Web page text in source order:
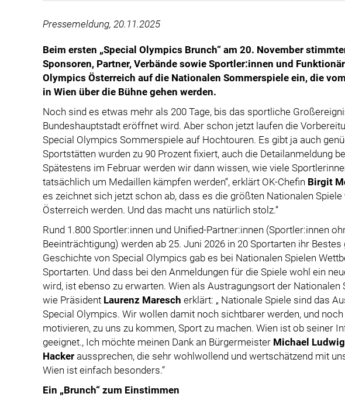
Pressemeldung, 20.11.2025
Beim ersten „Special Olympics Brunch“ am 20. November
Sponsoren, Partner, Verbände sowie Sportler:innen und
Olympics Österreich auf die Nationalen Sommerspiele ein, die
in Wien über die Bühne gehen werden.
Noch sind es etwas mehr als 200 Tage, bis das sportliche
Bundeshauptstadt eröffnet wird. Aber schon jetzt laufen die
Special Olympics Sommerspiele auf Hochtouren. Es gibt ja auch
Sportstätten wurden zu 90 Prozent fixiert, auch die Detailanmeldung
Spätestens im Februar werden wir dann wissen, wie viele
tatsächlich um Medaillen kämpfen werden“, erklärt OK-Chefin Birgit
es zeichnet sich jetzt schon ab, dass es die größten Nationalen
Österreich werden. Und das macht uns natürlich stolz.“
Rund 1.800 Sportler:innen und Unified-Partner:innen (Sportler:innen
Beeinträchtigung) werden ab 25. Juni 2026 in 20 Sportarten ihr
Geschichte von Special Olympics gab es bei Nationalen Spielen
Sportarten. Und dass bei den Anmeldungen für die Spiele wohl ein
wird, ist ebenso zu erwarten. Wien als Austragungsort der Nationalen
wie Präsident Laurenz Maresch erklärt: „ Nationale Spiele sind das
Special Olympics. Wir wollen damit noch sichtbarer werden, und
motivieren, zu uns zu kommen, Sport zu machen. Wien ist ob seiner
geeignet., Ich möchte meinen Dank an Bürgermeister Michael Ludwig
Hacker aussprechen, die sehr wohlwollend und wertschätzend mit
Wien ist einfach besonders.“
Ein „Brunch“ zum Einstimmen